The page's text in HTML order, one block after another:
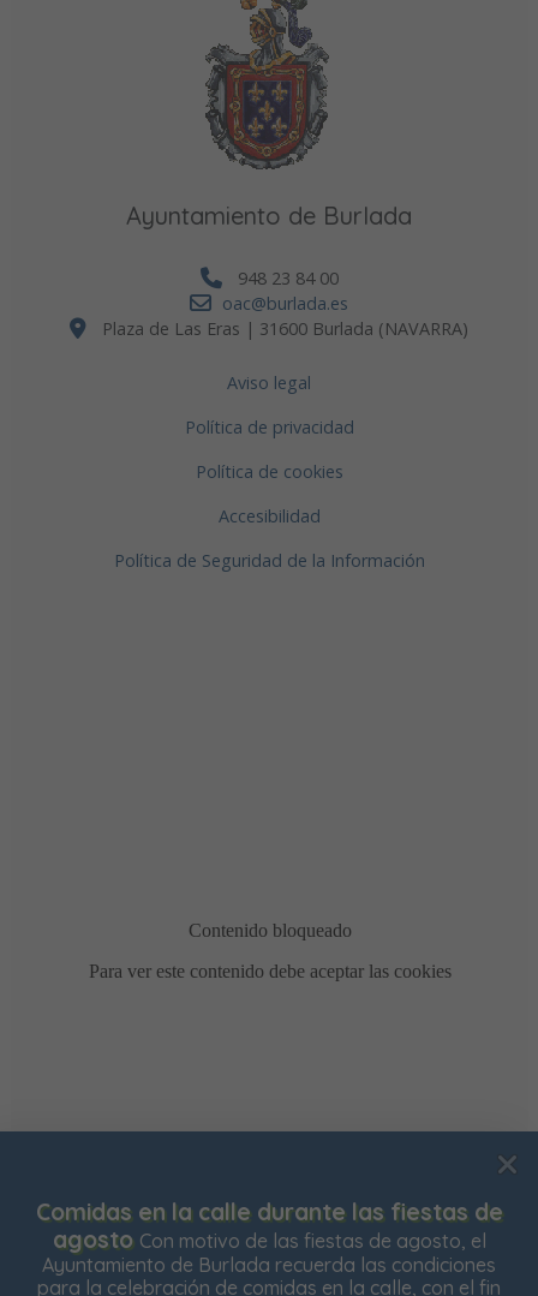
Comidas en la calle durante las fiestas de
agosto Con motivo de las fiestas de agosto, el
Ayuntamiento de Burlada recuerda las condiciones
para la celebración de comidas en la calle, con el fin
Ayuntamiento de Burlada
948 23 84 00
oac@burlada.es
Plaza de Las Eras | 31600 Burlada (NAVARRA)
Aviso legal
Política de privacidad
Política de cookies
Accesibilidad
Política de Seguridad de la Información
Usamos cookies para mejorar su experiencia de
navegación en nuestra web, para mostrarle contenidos
personalizados y analizar el tráfico de nuestra web.